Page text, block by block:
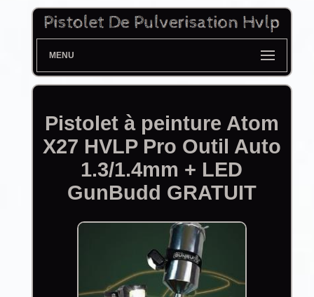
MENU
Pistolet à peinture Atom
X27 HVLP Pro Outil Auto
1.3/1.4mm + LED
GunBudd GRATUIT